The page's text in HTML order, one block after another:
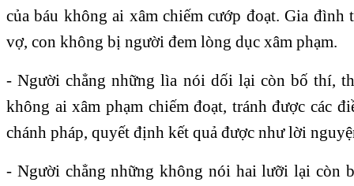
của báu không ai xâm chiếm cướp đoạt. Gia đình
vợ, con không bị người đem lòng dục xâm phạm.
- Người chẳng những lìa nói dối lại còn bố thí,
không ai xâm phạm chiếm đoạt, tránh được các
chánh pháp, quyết định kết quả được như lời
- Người chẳng những không nói hai lưỡi lại còn